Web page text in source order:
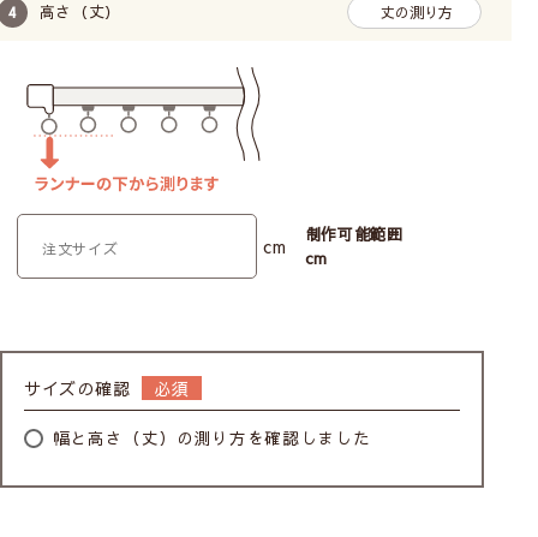
高さ（丈） 丈の測り方
cm
制作可能範囲
cm
サイズの確認
幅と高さ（丈）の測り方を確認しました